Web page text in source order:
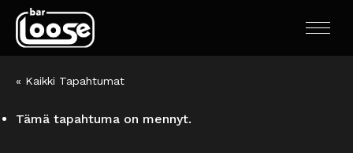
« Kaikki Tapahtumat
Tämä tapahtuma on mennyt.